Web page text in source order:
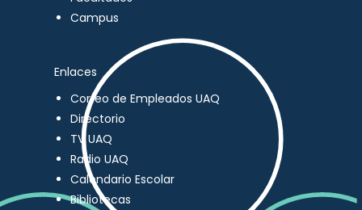
Campus
Enlaces
Correo de Empleados UAQ
Directorio
TV UAQ
Radio UAQ
Calendario Escolar
Bibliotecas